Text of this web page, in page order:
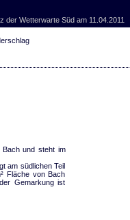
der Wetterwarte Süd am 11.04.2011
Bach und steht im
am südlichen Teil
Fläche von Bach
Gemarkung ist